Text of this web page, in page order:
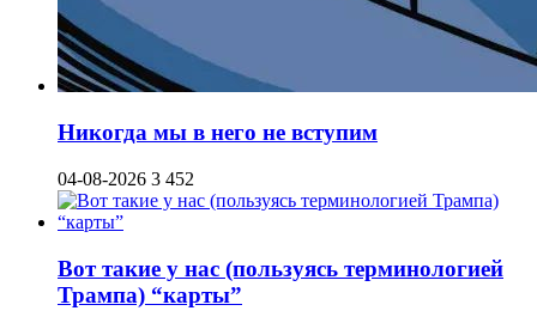
Никогда мы в него не вступим
04-08-2026 3 452
Вот такие у нас (пользуясь терминологией
Трампа) “карты”